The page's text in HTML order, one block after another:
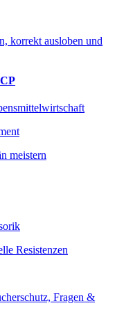
korrekt ausloben und
meistern
Resistenzen
Fragen &